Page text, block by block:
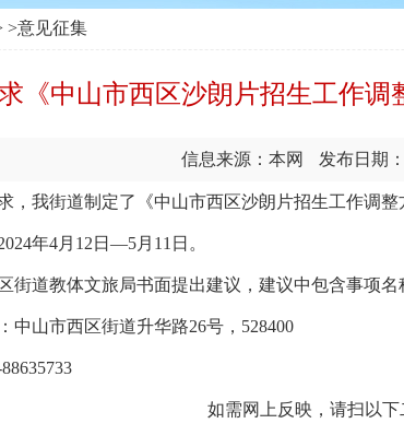
>意见征集
《中山市西区沙朗片招生工作
信息来源：本网 发布日期
我街道制定了《中山市西区沙朗片招生工作调整
年4月12日—5月11日。
道教体文旅局书面提出建议，建议中包含事项名
山市西区街道升华路26号，528400
如需网上反映，请扫以下